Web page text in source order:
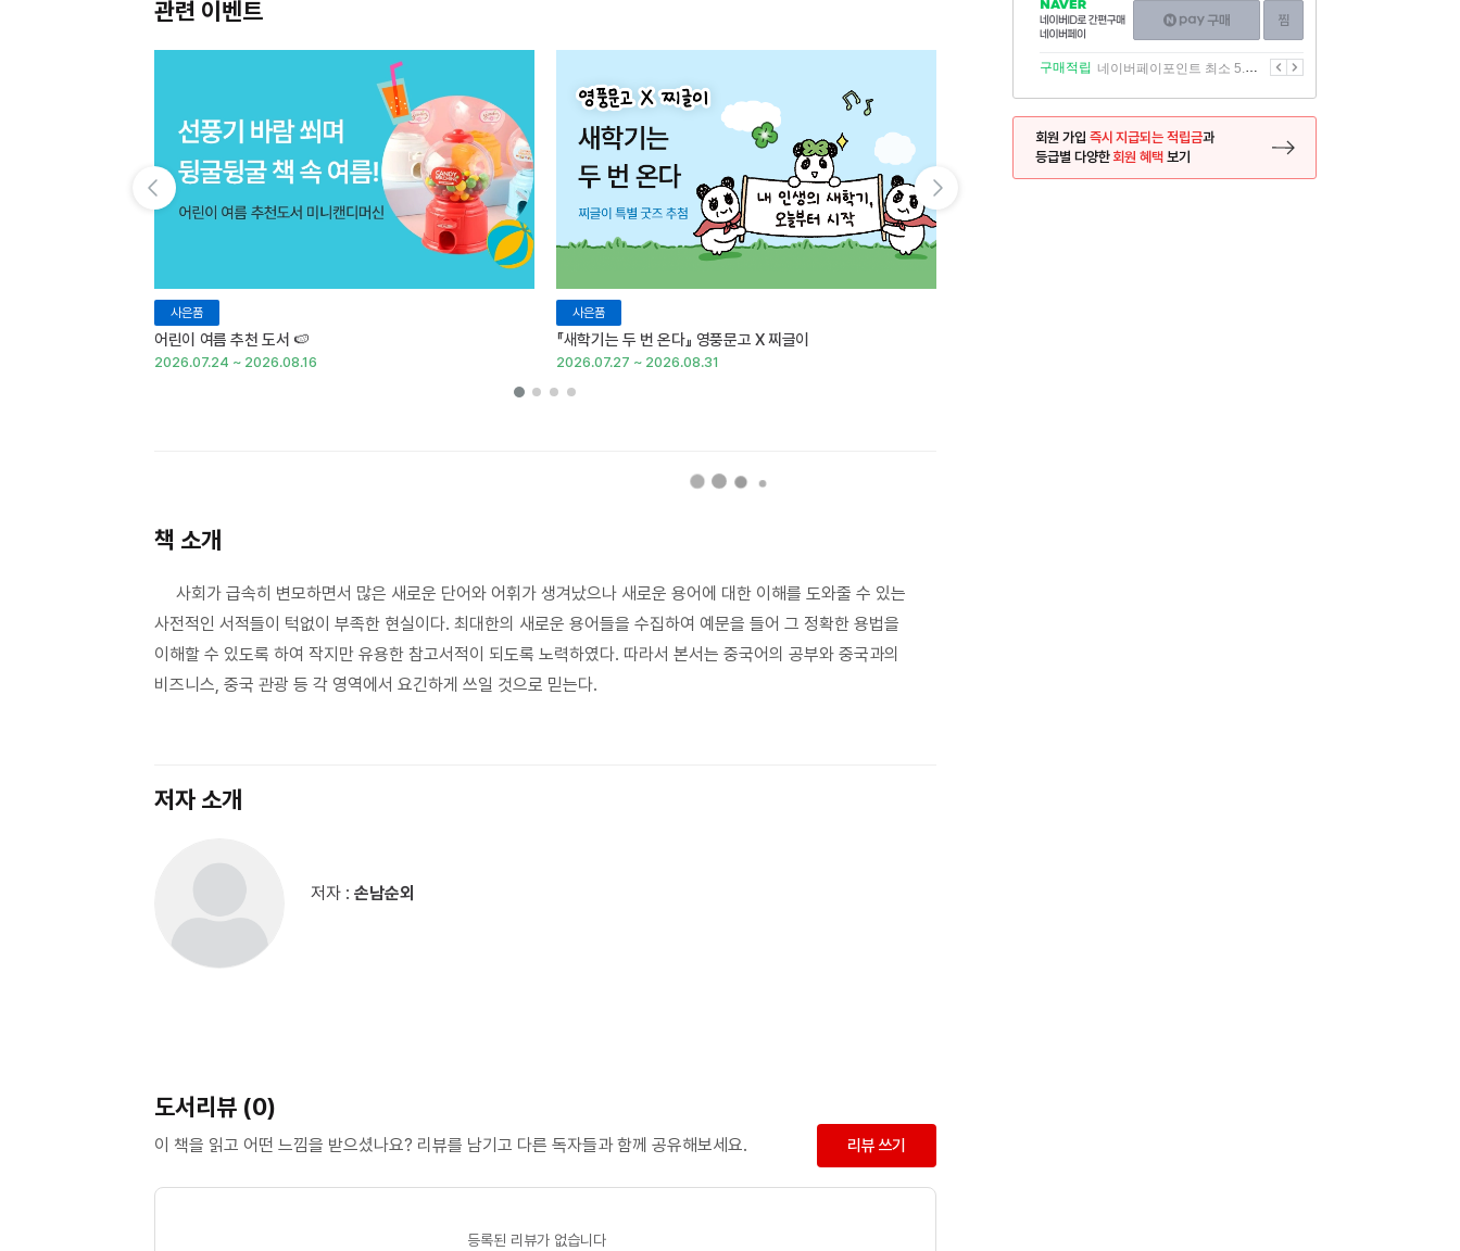
관련 이벤트
사은품
어린이 여름 추천 도서 🍉
2026.07.24 ~ 2026.08.16
사은품
『새학기는 두 번 온다』 영풍문고 X 찌글이
2026.07.27 ~ 2026.08.31
책 소개
사회가 급속히 변모하면서 많은 새로운 단어와 어휘가 생겨났으나 새로운 용어에 대한 이해를 도와줄 수 있는
사전적인 서적들이 턱없이 부족한 현실이다. 최대한의 새로운 용어들을 수집하여 예문을 들어 그 정확한 용법을
이해할 수 있도록 하여 작지만 유용한 참고서적이 되도록 노력하였다. 따라서 본서는 중국어의 공부와 중국과의
비즈니스, 중국 관광 등 각 영역에서 요긴하게 쓰일 것으로 믿는다.
저자 소개
저자 : 손남순외
도서리뷰 (0)
이 책을 읽고 어떤 느낌을 받으셨나요? 리뷰를 남기고 다른 독자들과 함께 공유해보세요. 리뷰 쓰기
등록된 리뷰가 없습니다
NAVER
네이버
ID로
간편구매
네이버페이
구매하기
이전
구매적립 네이버페이포인트 최소 5.5% 적립 다음
회원 가입 즉시 지급되는 적립금과
등급별 다양한회원 혜택 보기